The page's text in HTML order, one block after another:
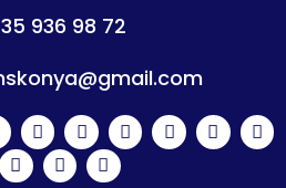
936 98 72